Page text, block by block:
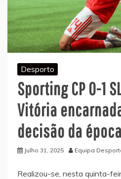
Desporto
Sporting CP 0-1
Vitória
decisão da época
Julho 31, 2025 Equipa
Realizou-se, nesta quinta-